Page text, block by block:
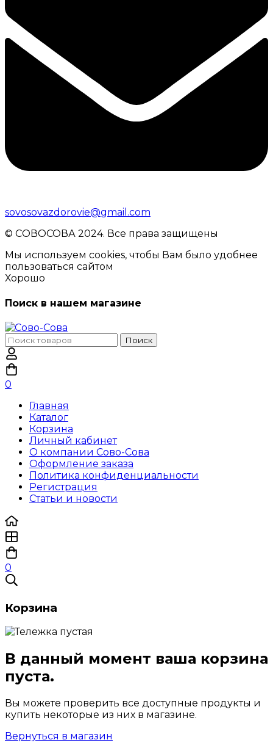
sovosovazdorovie@gmail.com
© CОВОСОВА 2024. Все права защищены
Мы используем cookies, чтобы Вам было удобнее
пользоваться сайтом
Хорошо
Поиск в нашем магазине
Поиск
по:
Поиск
0
Главная
Каталог
Корзина
Личный кабинет
О компании Сово-Сова
Оформление заказа
Политика конфиденциальности
Регистрация
Статьи и новости
0
Корзина
В данный момент ваша корзина
пуста.
Вы можете проверить все доступные продукты и
купить некоторые из них в магазине.
Вернуться в магазин